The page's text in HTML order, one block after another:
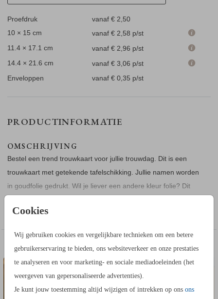
Cookies
Wij gebruiken cookies en vergelijkbare technieken om een betere
gebruikerservaring te bieden, ons websiteverkeer en onze prestaties
te analyseren en voor marketing- en sociale mediadoeleinden (het
weergeven van gepersonaliseerde advertenties).
Je kunt jouw toestemming altijd wijzigen of intrekken op ons ons
Proefdruk
vanaf € 2,50
10 × 15 cm
vanaf € 2,58 p/st
11.4 × 17.1 cm
vanaf € 2,96 p/st
14.4 × 21.6 cm
vanaf € 3,06 p/st
Enveloppen
vanaf € 0,35 p/st
PRODUCTINFORMATIE
OMSCHRIJVING
Bestel een trend trouwkaart voor jullie trouwdag. Dit is een
trouwkaart met getekende tafelschikking. Jullie namen worden
in goudfolie gedrukt. Wil je liever een andere kleur folie? Dit
waardoor er genoeg ruimte is voor alle informatie over jullie
Toon meer
DIT VIND JE MISSCHIEN OOK LEUK